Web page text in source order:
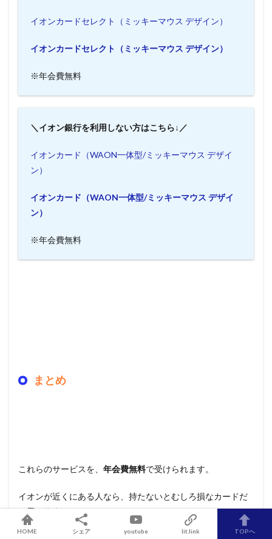
イオンカードセレクト（ミッキーマウス デザイン）
イオンカードセレクト（ミッキーマウス デザイン）
※年会費無料
＼イオン銀行を利用しない方はこちら↓／
イオンカード（WAON一体型/ミッキーマウス デザイ
ン）
イオンカード（WAON一体型/ミッキーマウス デザイ
ン）
※年会費無料
まとめ
これらのサービスを、 年会費無料で受けられます。
イオンが近くにある人なら、持たないとむしろ損なカードだ
と思います。
HOME シェア youtube lit.link TOPへ